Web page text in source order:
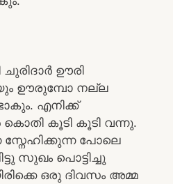
ഊരി
ഊരുമ്പോ നല്ല
എനിക്ക്
കൂടി കൂടി വന്നു.
പോലെ
സുഖം പൊട്ടിച്ചു
ഒരു ദിവസം അമ്മ